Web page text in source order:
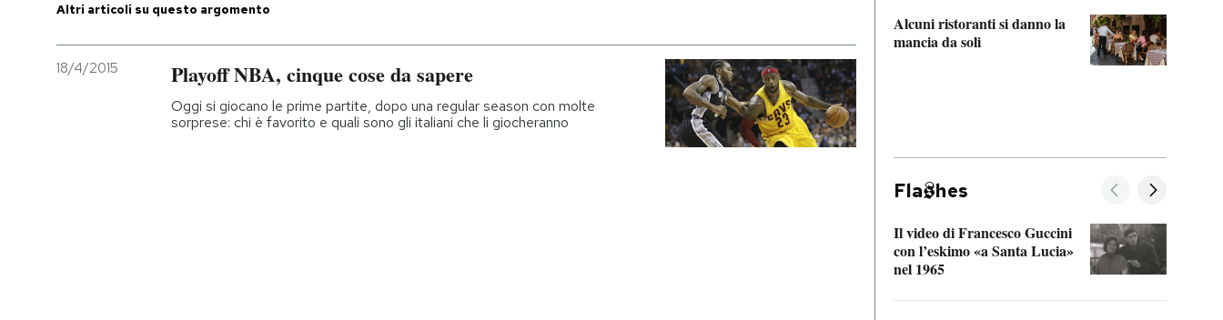
Altri articoli su questo argomento
18/4/2015 Playoff NBA, cinque cose da sapere
Oggi si giocano le prime partite, dopo una regular season con molte
sorprese: chi è favorito e quali sono gli italiani che li giocheranno
Alcuni ristoranti si danno la
mancia da soli
Fla hes
Il video di Francesco Guccini
con l’eskimo «a Santa Lucia»
nel 1965